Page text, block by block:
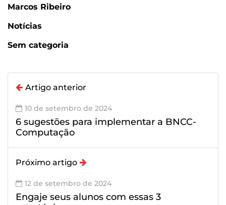
Marcos Ribeiro
Notícias
Sem categoria
Artigo anterior
10 de setembro de 2024
6 sugestões para implementar a BNCC-
Computação
Próximo artigo
12 de setembro de 2024
Engaje seus alunos com essas 3